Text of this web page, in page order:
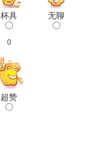
杯具 无聊
0
超赞